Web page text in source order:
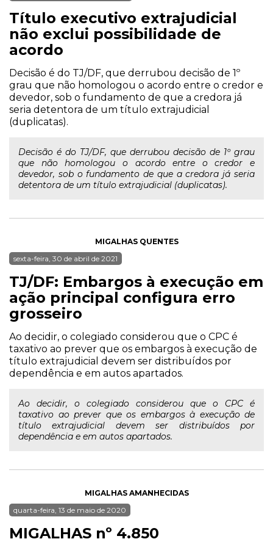
Título executivo extrajudicial
não exclui possibilidade de
acordo
Decisão é do TJ/DF, que derrubou decisão de 1º
grau que não homologou o acordo entre o credor e
devedor, sob o fundamento de que a credora já
seria detentora de um título extrajudicial
(duplicatas).
Decisão é do TJ/DF, que derrubou decisão de 1º grau
que não homologou o acordo entre o credor e
devedor, sob o fundamento de que a credora já seria
detentora de um título extrajudicial (duplicatas).
MIGALHAS QUENTES
sexta-feira, 30 de abril de 2021
TJ/DF: Embargos à execução em
ação principal configura erro
grosseiro
Ao decidir, o colegiado considerou que o CPC é
taxativo ao prever que os embargos à execução de
título extrajudicial devem ser distribuídos por
dependência e em autos apartados.
Ao decidir, o colegiado considerou que o CPC é
taxativo ao prever que os embargos à execução de
título extrajudicial devem ser distribuídos por
dependência e em autos apartados.
MIGALHAS AMANHECIDAS
quarta-feira, 13 de maio de 2020
MIGALHAS nº 4.850